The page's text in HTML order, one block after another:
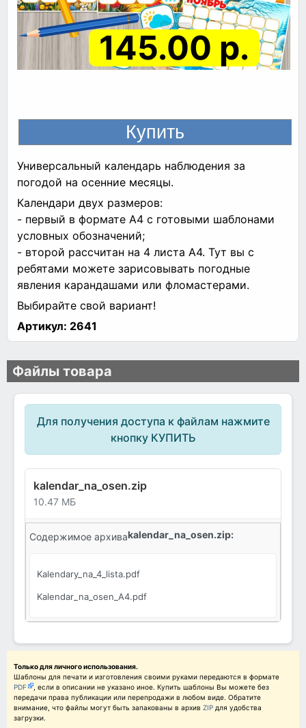
145.00 р.
Универсальный календарь наблюдения за
погодой на осенние месяцы.
Календари двух размеров:
- первый в формате А4 с готовыми шаблонами
условных обозначений;
- второй рассчитан на 4 листа А4. Тут вы с
ребятами можете зарисовывать погодные
явления карандашами или фломастерами.
Выбирайте свой вариант!
Артикул: 2641
Файлы товара
Для получения доступа к файлам нажмите
кнопку КУПИТЬ
kalendar_na_osen.zip
10.47 МБ
Содержимое архиваkalendar_na_osen.zip:
Kalendary_na_4_lista.pdf
Kalendar_na_osen_A4.pdf
Только для личного использования.
Шаблоны для печати и изготовления своими руками передаются в формате
PDF
, если в описании не указано иное. Купить шаблоны Вы можете без
передачи права публикации или перепродажи в любом виде. Обратите
внимание, что файлы могут быть запакованы в архив ZIP для удобства
загрузки.